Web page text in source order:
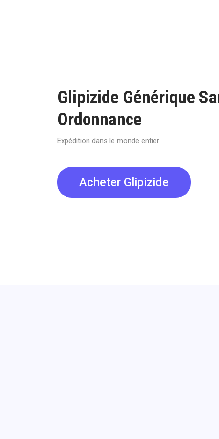
Glipizide Générique
Ordonnance
Expédition dans le monde entier
Acheter Glipizide